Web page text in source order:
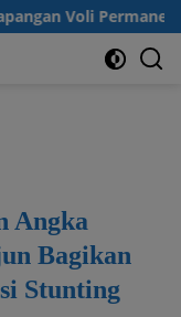
Permanen Berkat
Angka
Bagikan
Stunting